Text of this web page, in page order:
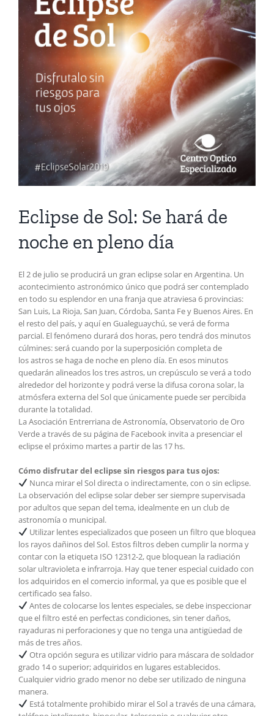
Eclipse de Sol: Se hará de
noche en pleno día
El 2 de julio se producirá un gran eclipse solar en Argentina. Un
acontecimiento astronómico único que podrá ser contemplado
en todo su esplendor en una franja que atraviesa 6 provincias:
San Luis, La Rioja, San Juan, Córdoba, Santa Fe y Buenos Aires. En
el resto del país, y aquí en Gualeguaychú, se verá de forma
parcial. El fenómeno durará dos horas, pero tendrá dos minutos
cúlmines: será cuando por la superposición completa de
losastros se haga de noche en pleno día. En esos minutos
quedarán alineados los tres astros, un crepúsculo se verá a todo
alrededor del horizonte y podrá verse la difusa corona solar, la
atmósfera externa del Sol que únicamente puede ser percibida
durante la totalidad.
La Asociación Entrerriana de Astronomía, Observatorio de Oro
Verde‎ a través de su página de Facebook invita a presenciar el
eclipse el próximo martes a partir de las 17 hs.
Cómo disfrutar del eclipse sin riesgos para tus ojos:
Nunca mirar el Sol directa o indirectamente, con o sin eclipse.
La observación del eclipse solar deber ser siempre supervisada
por adultos que sepan del tema, idealmente en un club de
astronomía o municipal.
Utilizar lentes especializados que poseen un filtro que bloquea
los rayos dañinos del Sol. Estos filtros deben cumplir la norma y
contar con la etiqueta ISO 12312-2, que bloquean la radiación
solar ultravioleta e infrarroja. Hay que tener especial cuidado con
los adquiridos en el comercio informal, ya que es posible que el
certificado sea falso.
Antes de colocarse los lentes especiales, se debe inspeccionar
que el filtro esté en perfectas condiciones, sin tener daños,
rayaduras ni perforaciones y que no tenga una antigüedad de
más de tres años.
Otra opción segura es utilizar vidrio para máscara de soldador
grado 14 o superior; adquiridos en lugares establecidos.
Cualquier vidrio grado menor no debe ser utilizado de ninguna
manera.
Está totalmente prohibido mirar el Sol a través de una cámara,